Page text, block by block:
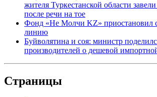
жителя Туркестанской области
после речи на тое
Фонд «Не Молчи KZ» приостановил
линию
Буйволятина и соя: министр
производителей о дешевой
Страницы